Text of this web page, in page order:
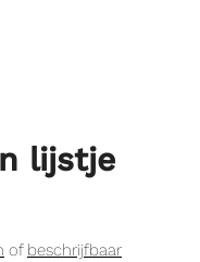
lijstje
of beschrijfbaar